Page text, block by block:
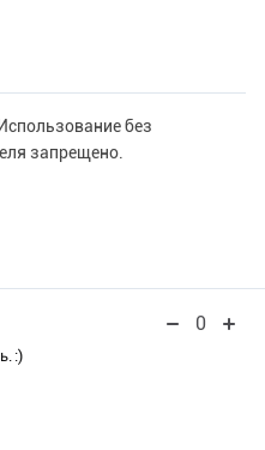
без
запрещено.
0
:)